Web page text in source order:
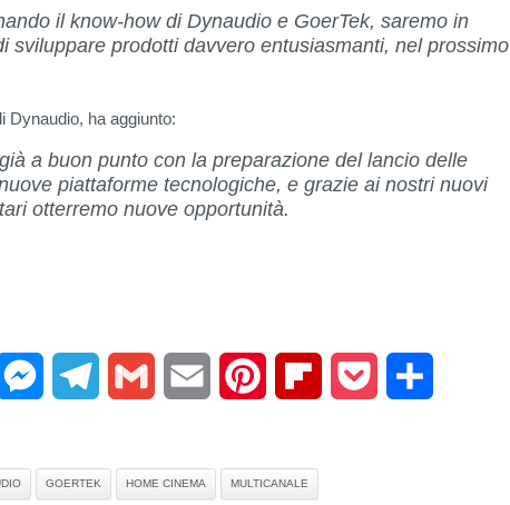
il know-how di Dynaudio e GoerTek, saremo in
sviluppare prodotti davvero entusiasmanti, nel prossimo
Dynaudio, ha aggiunto:
a buon punto con la preparazione del lancio delle
piattaforme tecnologiche, e grazie ai nostri nuovi
otterremo nuove opportunità.
MessengerTelegramGmail Email Pinterest FlipboardPocket
GOERTEK HOME CINEMA MULTICANALE